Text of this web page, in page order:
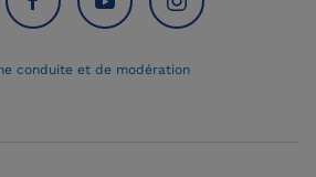
conduite et de modération